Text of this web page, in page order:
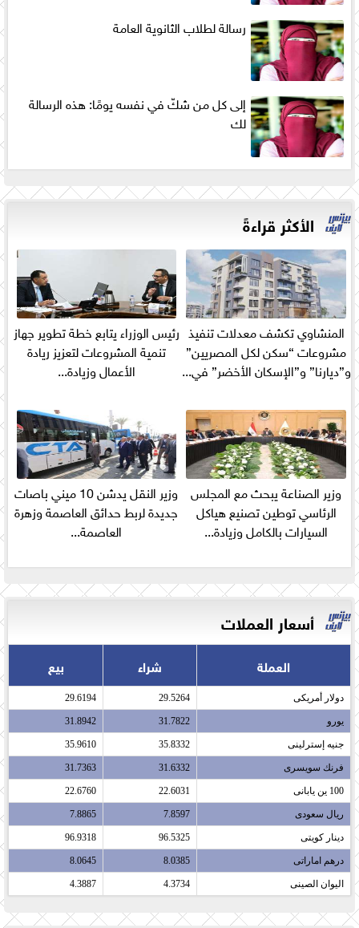
رسالة لطلاب الثانوية العامة
إلى كل من شكّ في نفسه يومًا: هذه الرسالة
لك
الأكثر قراءةً
المنشاوي تكشف معدلات تنفيذ
مشروعات “سكن لكل المصريين”
و”ديارنا” و”الإسكان الأخضر” في...
رئيس الوزراء يتابع خطة تطوير جهاز
تنمية المشروعات لتعزيز ريادة
الأعمال وزيادة...
وزير الصناعة يبحث مع المجلس
الرئاسي توطين تصنيع هياكل
السيارات بالكامل وزيادة...
وزير النقل يدشن 10 ميني باصات
جديدة لربط حدائق العاصمة وزهرة
العاصمة...
أسعار العملات
العملة شراء بيع
دولار أمريكى​ 29.5264
29.6194
يورو​ 31.7822
31.8942
جنيه إسترلينى​ 35.8332
35.9610
فرنك سويسرى​ 31.6332
31.7363
100 ين يابانى​ 22.6031
22.6760
ريال سعودى​ 7.8597
7.8865
دينار كويتى​ 96.5325
96.9318
درهم اماراتى​ 8.0385
8.0645
اليوان الصينى​ 4.3734
4.3887